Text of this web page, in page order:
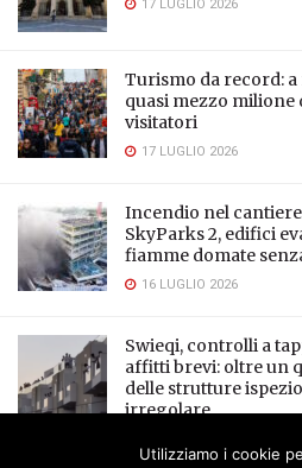
17 LUGLIO 2026
Turismo da record:
quasi mezzo milione
visitatori
17 LUGLIO 2026
Incendio nel
SkyParks 2, edifici
fiamme domate
16 LUGLIO 2026
Swieqi, controlli a
affitti brevi: oltre un
delle strutture
irregolare
Utilizziamo i cookie